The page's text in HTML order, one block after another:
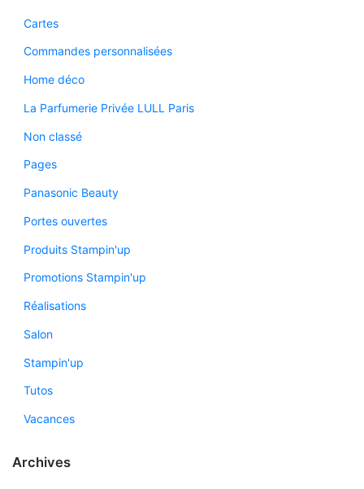
Cartes
Commandes personnalisées
Home déco
La Parfumerie Privée LULL Paris
Non classé
Pages
Panasonic Beauty
Portes ouvertes
Produits Stampin'up
Promotions Stampin'up
Réalisations
Salon
Stampin'up
Tutos
Vacances
Archives